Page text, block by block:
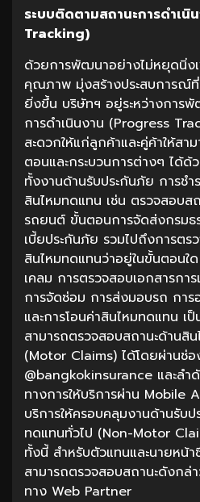
ระบบติดตามสถานะการดำเนิ
Tracking)
ด้วยการพัฒนาอย่างไม่หยุดนิ่ง
คุณภาพ มุ่งสร้างประสบการณ์ที่
ยิ่งขึ้น บริษัทฯ อยู่ระหว่างการ
การดำเนินงาน (Progress
สะดวกให้แก่ลูกค้าและคู่ค้าให้สา
ตอนและกระบวนการต่างๆ ได้ด้
ทั้งงานด้านรับประกันภัย การชำ
สินไหมทดแทน เช่น ตรวจสอบส
รถยนต์ ขั้นตอนการจัดส่งกรมธ
เบี้ยประกันภัย รวมไปถึงการตร
สินไหมทดแทนว่าอยู่ในขั้นตอนใ
เคลม การตรวจสอบเอกสารการ
การจัดซ่อม การส่งมอบรถ กา
และการโอนค่าสินไหมทดแทน เ
สามารถตรวจสอบสถานะด้านสิ
(Motor Claims) ได้โดยผ่านช่อ
@bangkokinsurance และลำ
ทางการให้บริการผ่าน Mobile
บริการให้ครอบคลุมงานด้านรับ
ทดแทนทั่วไป (Non-Motor
ทั้งนี้ สำหรับตัวแทนและนายหน้
สามารถตรวจสอบสถานะดังกล่
ทาง Web Partner